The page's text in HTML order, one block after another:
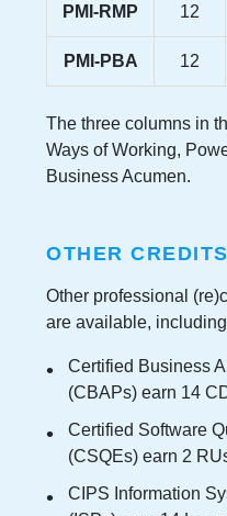
PMI-RMP 12
PMI-PBA 12
The three columns in
Ways of Working,
Business Acumen.
OTHER CREDITS
Other professional
are available,
Certified Business
(CBAPs) earn 14
Certified Software
(CSQEs) earn 2
CIPS Information